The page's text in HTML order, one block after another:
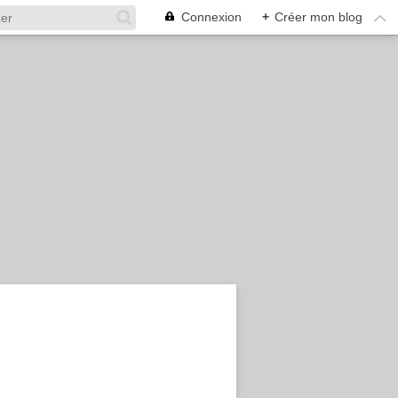
Connexion + Créer mon blog